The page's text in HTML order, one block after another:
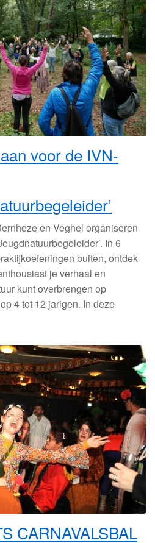
voor de IVN-
en Veghel organiseren
In 6
buiten, ontdek
je verhaal en
kunt overbrengen op
4 tot 12 jarigen. In deze
CARNAVALSBAL